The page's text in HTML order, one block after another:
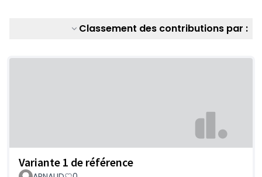
Classement des contributions par :
Variante 1 de référence